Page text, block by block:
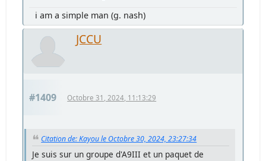
i am a simple man (g. nash)
JCCU
#1409 Octobre 31, 2024, 11:13:29
Citation de: Kayou le Octobre 30, 2024, 23:27:34
Je suis sur un groupe d'A9III et un paquet de